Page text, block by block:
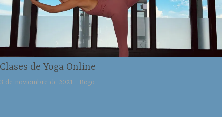
Clases de Yoga Online
3 de noviembre de 2021 Bego